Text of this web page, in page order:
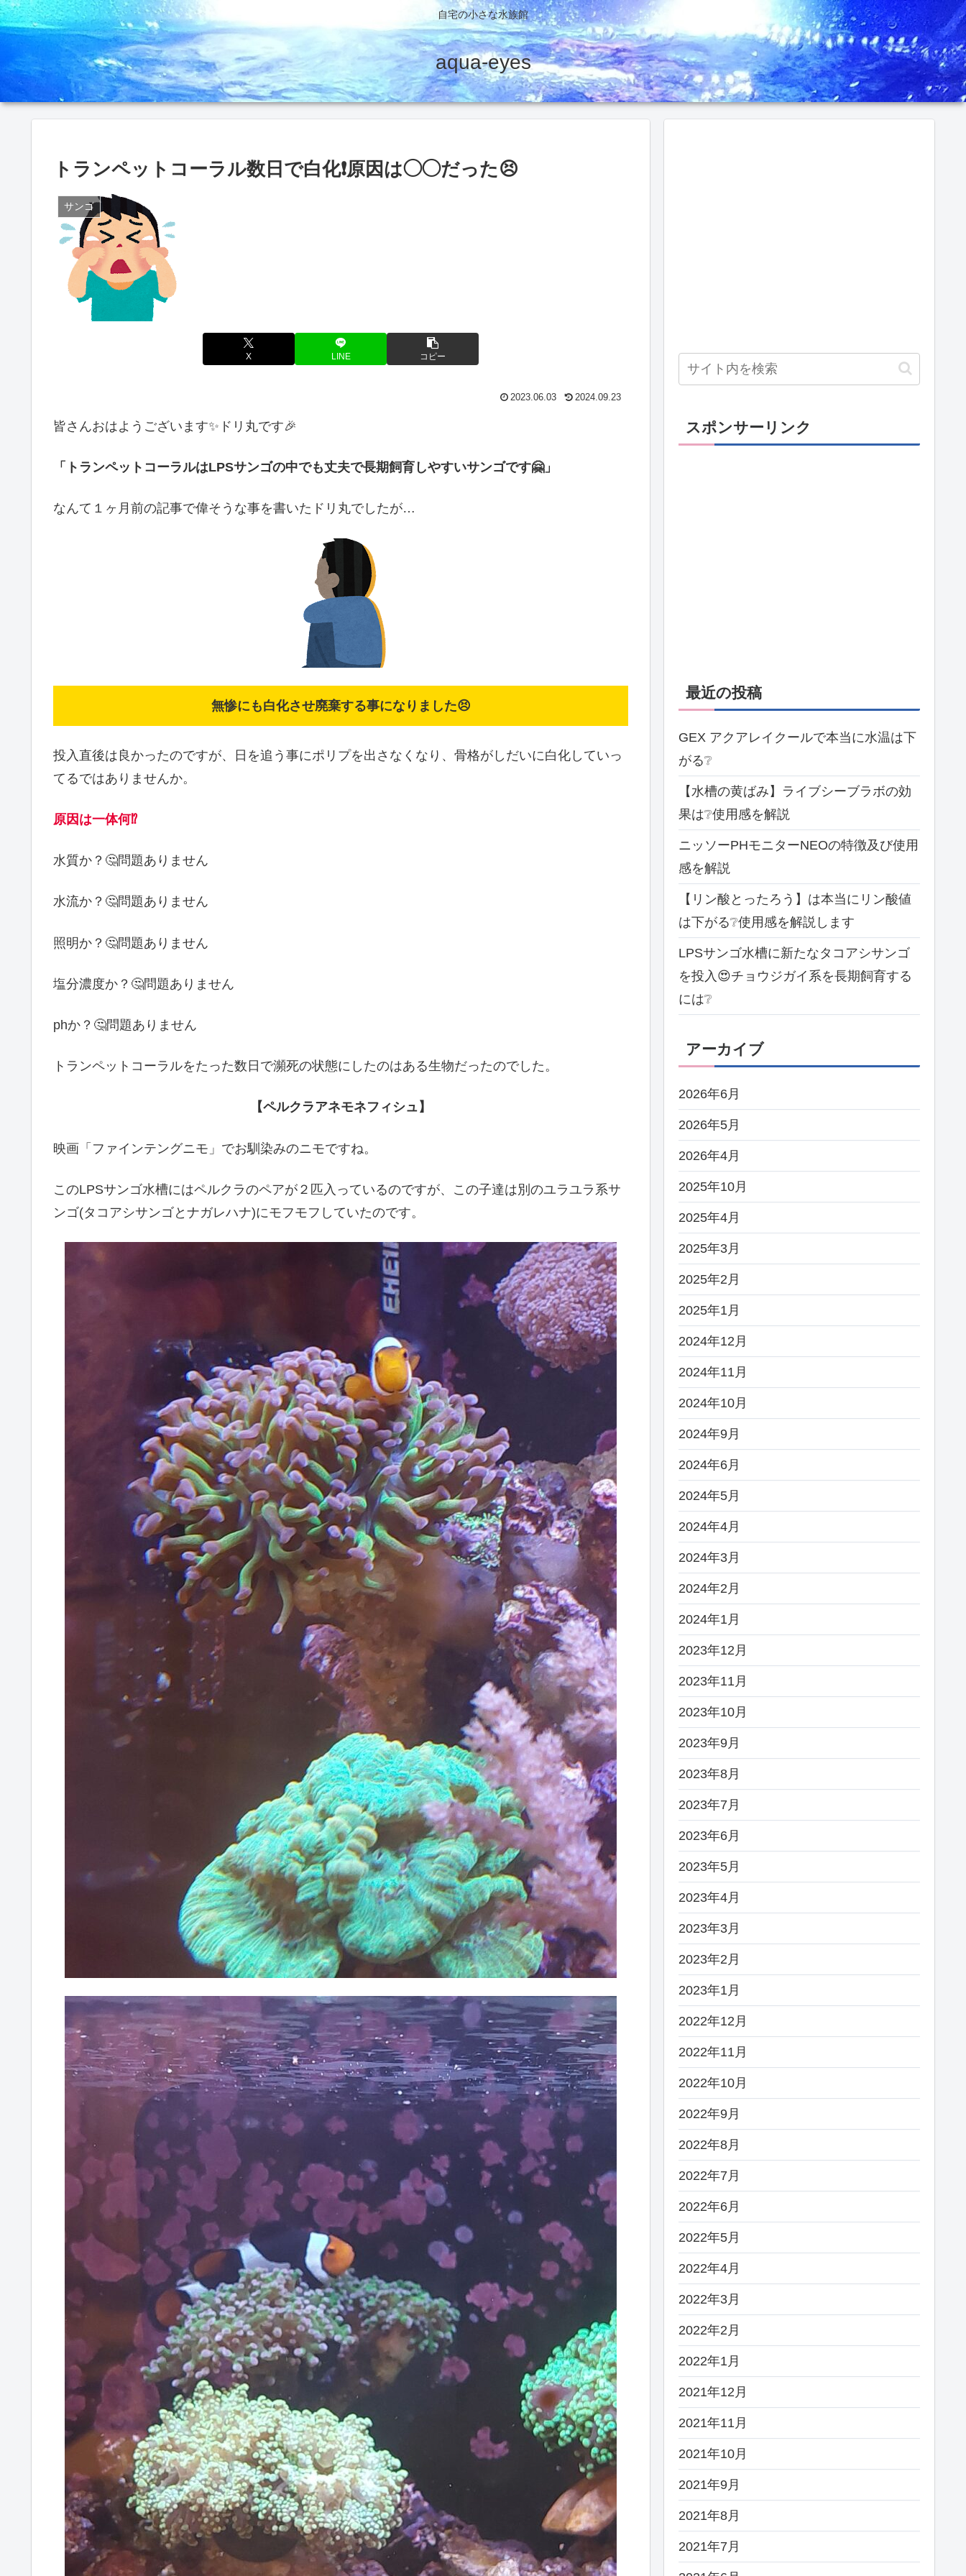
自宅の小さな水族館
aqua-eyes
トランペットコーラル数日で白化❗原因は◯◯だった😣
サンゴ
X LINE コピー
2023.06.03 2024.09.23
皆さんおはようございます✨ドリ丸です🎉
「トランペットコーラルはLPSサンゴの中でも丈夫で長期飼育しやすいサンゴです🤗」
なんて１ヶ月前の記事で偉そうな事を書いたドリ丸でしたが…
無惨にも白化させ廃棄する事になりました😣
投入直後は良かったのですが、日を追う事にポリプを出さなくなり、骨格がしだいに白化していっ
てるではありませんか。
原因は一体何⁉️
水質か？🤔問題ありません
水流か？🤔問題ありません
照明か？🤔問題ありません
塩分濃度か？🤔問題ありません
phか？🤔問題ありません
トランペットコーラルをたった数日で瀕死の状態にしたのはある生物だったのでした。
【ペルクラアネモネフィシュ】
映画「ファインテングニモ」でお馴染みのニモですね。
このLPSサンゴ水槽にはペルクラのペアが２匹入っているのですが、この子達は別のユラユラ系サ
ンゴ(タコアシサンゴとナガレハナ)にモフモフしていたのです。
スポンサーリンク
最近の投稿
GEX アクアレイクールで本当に水温は下
がる❔
【水槽の黄ばみ】ライブシーブラボの効
果は❔使用感を解説
ニッソーPHモニターNEOの特徴及び使用
感を解説
【リン酸とったろう】は本当にリン酸値
は下がる❔使用感を解説します
LPSサンゴ水槽に新たなタコアシサンゴ
を投入😍チョウジガイ系を長期飼育する
には❔
アーカイブ
2026年6月
2026年5月
2026年4月
2025年10月
2025年4月
2025年3月
2025年2月
2025年1月
2024年12月
2024年11月
2024年10月
2024年9月
2024年6月
2024年5月
2024年4月
2024年3月
2024年2月
2024年1月
2023年12月
2023年11月
2023年10月
2023年9月
2023年8月
2023年7月
2023年6月
2023年5月
2023年4月
2023年3月
2023年2月
2023年1月
2022年12月
2022年11月
2022年10月
2022年9月
2022年8月
2022年7月
2022年6月
2022年5月
2022年4月
2022年3月
2022年2月
2022年1月
2021年12月
2021年11月
2021年10月
2021年9月
2021年8月
2021年7月